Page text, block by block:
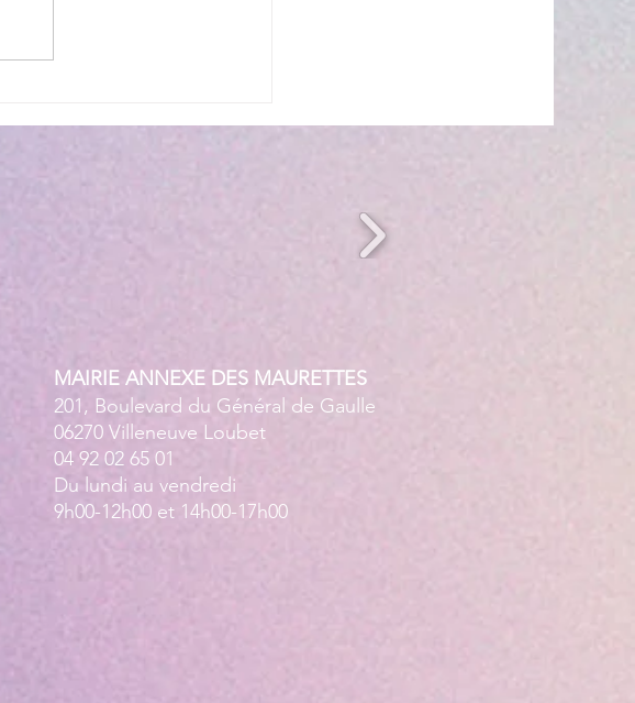
MAIRIE ANNEXE DES MAURETTES
201, Boulevard du Général de Gaulle
06270 Villeneuve Loubet
04 92 02 65 01
Du lundi au vendredi
9h00-12h00 et 14h00-17h00